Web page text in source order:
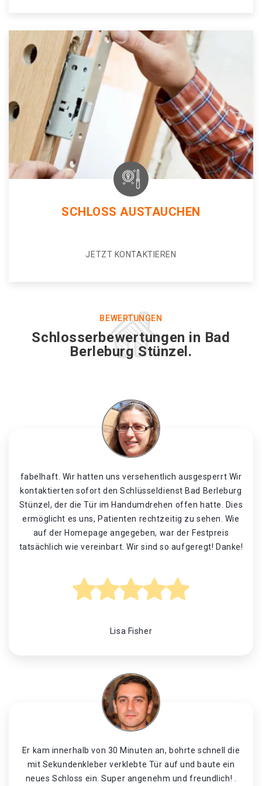
SCHLOSS AUSTAUCHEN
JETZT KONTAKTIEREN
BEWERTUNGEN
Schlosserbewertungen in Bad
Berleburg Stünzel.
fabelhaft. Wir hatten uns versehentlich ausgesperrt Wir
kontaktierten sofort den Schlüsseldienst Bad Berleburg
Stünzel, der die Tür im Handumdrehen offen hatte. Dies
ermöglicht es uns, Patienten rechtzeitig zu sehen. Wie
auf der Homepage angegeben, war der Festpreis
tatsächlich wie vereinbart. Wir sind so aufgeregt! Danke!
Lisa Fisher
Er kam innerhalb von 30 Minuten an, bohrte schnell die
mit Sekundenkleber verklebte Tür auf und baute ein
neues Schloss ein. Super angenehm und freundlich! .